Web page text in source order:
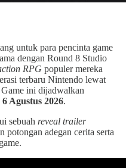
untuk para pencinta game
dengan Round 8 Studio
RPG populer mereka
terbaru Nintendo lewat
Game ini dijadwalkan
6 Agustus 2026.
sebuah reveal trailer
potongan adegan cerita serta